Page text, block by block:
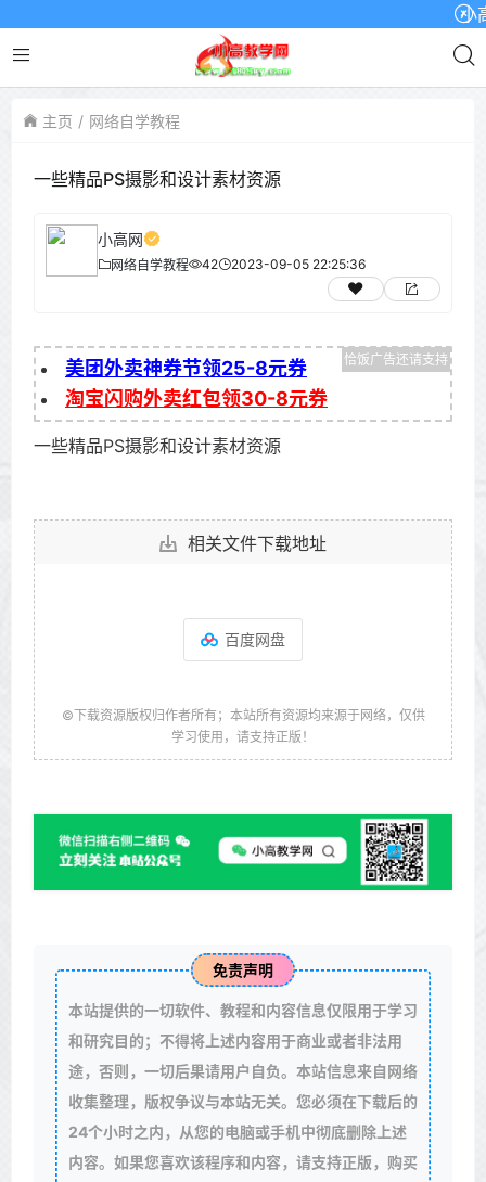
小
主页 网络自学教程
一些精品PS摄影和设计素材资源
小高网
网络自学教程 42 2023-09-05 22:25:36
美团外卖神券节领25-8元券
淘宝闪购外卖红包领30-8元券
一些精品PS摄影和设计素材资源
相关文件下载地址
百度网盘
©下载资源版权归作者所有；本站所有资源均来源于网络，仅供
学习使用，请支持正版！
免责声明
本站提供的一切软件、教程和内容信息仅限用于学习
和研究目的；不得将上述内容用于商业或者非法用
途，否则，一切后果请用户自负。本站信息来自网络
收集整理，版权争议与本站无关。您必须在下载后的
24个小时之内，从您的电脑或手机中彻底删除上述
内容。如果您喜欢该程序和内容，请支持正版，购买